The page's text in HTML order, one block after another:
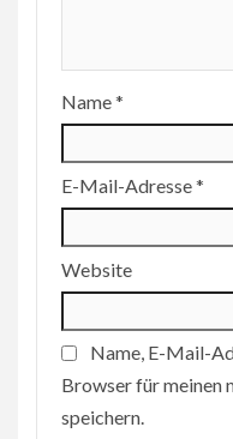
Name*
E-Mail-Adresse*
Website
Name, E-Mail-
Browser für meinen
speichern.